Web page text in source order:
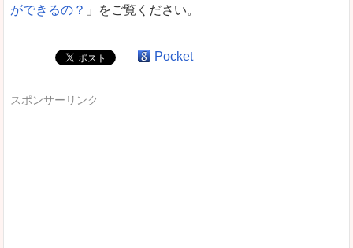
ができるの？ 」をご覧ください。
Pocket
スポンサーリンク